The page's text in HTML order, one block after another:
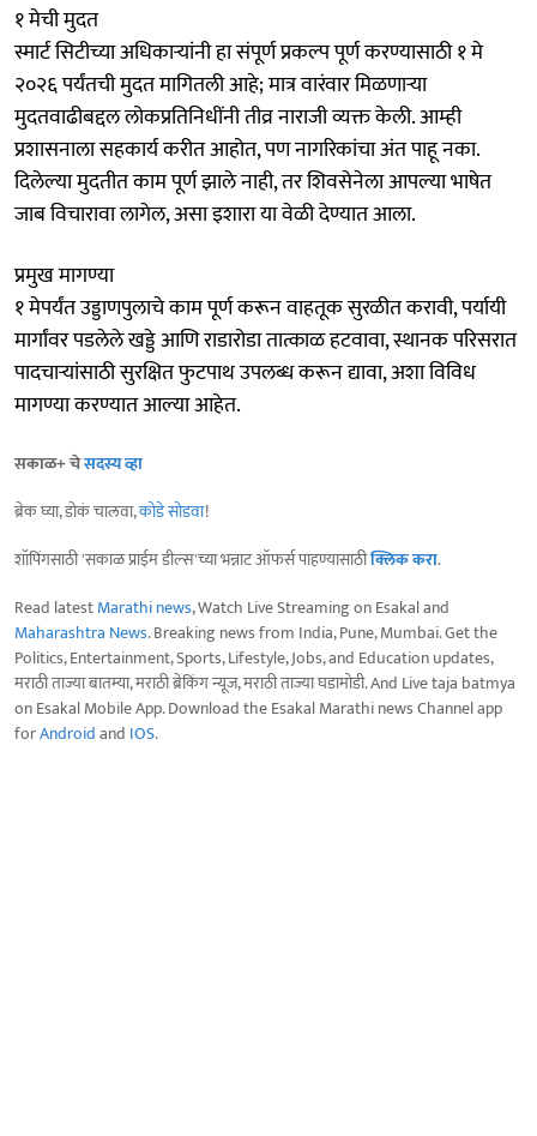
१ मेची मुदत
स्मार्ट सिटीच्या अधिकाऱ्यांनी हा संपूर्ण प्रकल्प पूर्ण करण्यासाठी १ मे
२०२६ पर्यंतची मुदत मागितली आहे; मात्र वारंवार मिळणाऱ्या
मुदतवाढीबद्दल लोकप्रतिनिधींनी तीव्र नाराजी व्यक्त केली. आम्ही
प्रशासनाला सहकार्य करीत आहोत, पण नागरिकांचा अंत पाहू नका.
दिलेल्या मुदतीत काम पूर्ण झाले नाही, तर शिवसेनेला आपल्या भाषेत
जाब विचारावा लागेल, असा इशारा या वेळी देण्यात आला.
प्रमुख मागण्या
१ मेपर्यंत उड्डाणपुलाचे काम पूर्ण करून वाहतूक सुरळीत करावी, पर्यायी
मार्गांवर पडलेले खड्डे आणि राडारोडा तात्काळ हटवावा, स्थानक परिसरात
पादचाऱ्यांसाठी सुरक्षित फुटपाथ उपलब्ध करून द्यावा, अशा विविध
मागण्या करण्यात आल्या आहेत.
सकाळ+ चेसदस्य व्हा
ब्रेक घ्या, डोकं चालवा,कोडे सोडवा!
शॉपिंगसाठी 'सकाळ प्राईम डील्स'च्या भन्नाट ऑफर्स पाहण्यासाठीक्लिक करा.
Read latestMarathi news, Watch Live Streaming on Esakal and
Maharashtra News. Breaking news from India, Pune, Mumbai. Get the
Politics, Entertainment, Sports, Lifestyle, Jobs, and Education updates,
मराठी ताज्या बातम्या, मराठी ब्रेकिंग न्यूज, मराठी ताज्या घडामोडी. And Live taja batmya
on Esakal Mobile App. Download the Esakal Marathi news Channel app
forAndroidand IOS.